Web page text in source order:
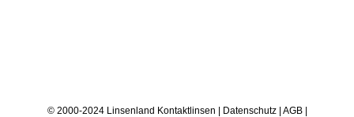
© 2000-2024 Linsenland Kontaktlinsen | Datenschutz| AGB|